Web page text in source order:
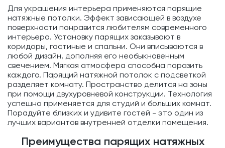
Для украшения интерьера применяются парящие
натяжные потолки. Эффект зависающей в воздухе
поверхности понравится любителям современного
интерьера. Установку парящих заказывают в
коридоры, гостиные и спальни. Они вписываются в
любой дизайн, дополняя его необыкновенным
свечением. Мягкая атмосфера способна поразить
каждого. Парящий натяжной потолок с подсветкой
разделяет комнату. Пространство делится на зоны
при помощи двухуровневой конструкции. Технология
успешно применяется для студий и больших комнат.
Порадуйте близких и удивите гостей - это один из
лучших вариантов внутренней отделки помещения.
Преимущества парящих натяжных